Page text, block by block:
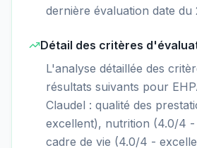
dernière évaluation date du
Détail des critères
L'analyse détaillée des
résultats suivants pour
Claudel : qualité des
excellent), nutrition (4.0/4 -
cadre de vie (4.0/4 -